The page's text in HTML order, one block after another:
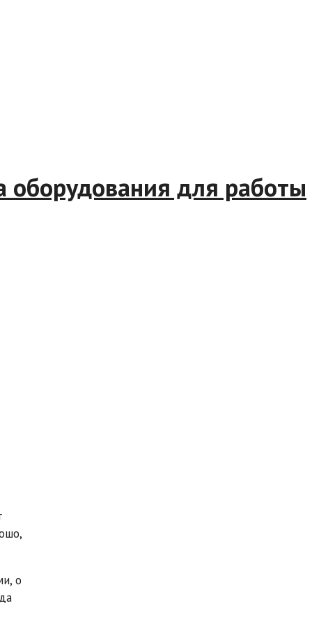
для работы
о